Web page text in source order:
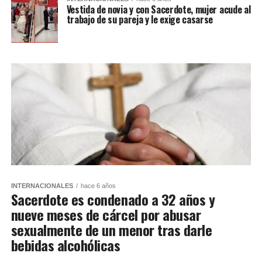
Vestida de novia y con Sacerdote, mujer acude al
trabajo de su pareja y le exige casarse
INTERNACIONALES hace 6 años
Sacerdote es condenado a 32 años y
nueve meses de cárcel por abusar
sexualmente de un menor tras darle
bebidas alcohólicas